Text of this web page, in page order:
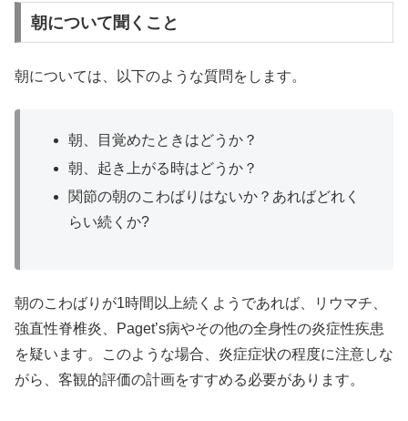
朝について聞くこと
朝については、以下のような質問をします。
朝、目覚めたときはどうか？
朝、起き上がる時はどうか？
関節の朝のこわばりはないか？あればどれく
らい続くか?
朝のこわばりが1時間以上続くようであれば、リウマチ、
強直性脊椎炎、Paget’s病やその他の全身性の炎症性疾患
を疑います。このような場合、炎症症状の程度に注意しな
がら、客観的評価の計画をすすめる必要があります。